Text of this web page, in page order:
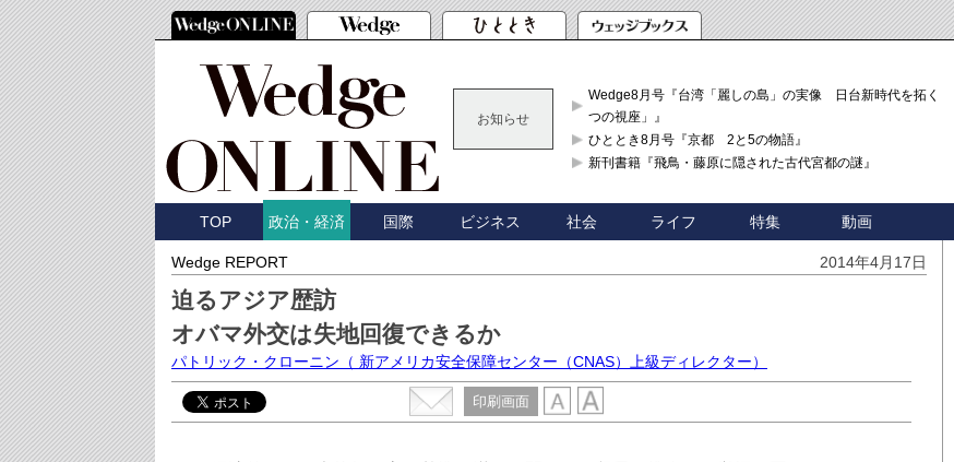
お知らせ
Wedge8月号『台湾「麗しの島」の実像 日台新時代を拓く「3
つの視座」』
ひととき8月号『京都 2と5の物語』
新刊書籍『飛鳥・藤原に隠された古代宮都の謎』
TOP 政治・経済 国際 ビジネス 社会 ライフ 特集 動画
Wedge REPORT 2014年4月17日
迫るアジア歴訪
オバマ外交は失地回復できるか
パトリック・クローニン （ 新アメリカ安全保障センター（CNAS）上級ディレクター）
印刷画面